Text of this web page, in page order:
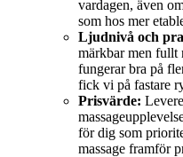
vardagen, även
som hos mer
Ljudnivå och
märkbar men
fungerar bra på
fick vi på fastare
Prisvärde:
för dig som
massage framför